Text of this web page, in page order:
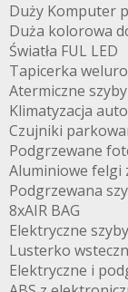
Duży Komputer
Duża kolorowa
Światła FUL LED
Tapicerka
Atermiczne
Klimatyzacja
Czujniki
Podgrzewane
Aluminiowe felgi
Podgrzewana
8xAIR BAG
Elektryczne szyby
Lusterko
Elektryczne i